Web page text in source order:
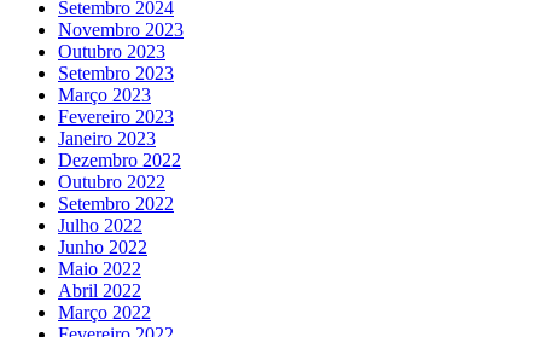
Setembro 2024
Novembro 2023
Outubro 2023
Setembro 2023
Março 2023
Fevereiro 2023
Janeiro 2023
Dezembro 2022
Outubro 2022
Setembro 2022
Julho 2022
Junho 2022
Maio 2022
Abril 2022
Março 2022